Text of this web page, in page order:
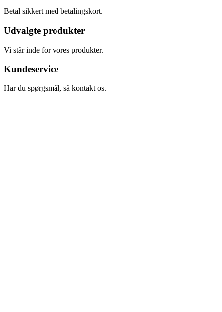
Betal sikkert med betalingskort.
Udvalgte produkter
Vi står inde for vores produkter.
Kundeservice
Har du spørgsmål, så kontakt os.